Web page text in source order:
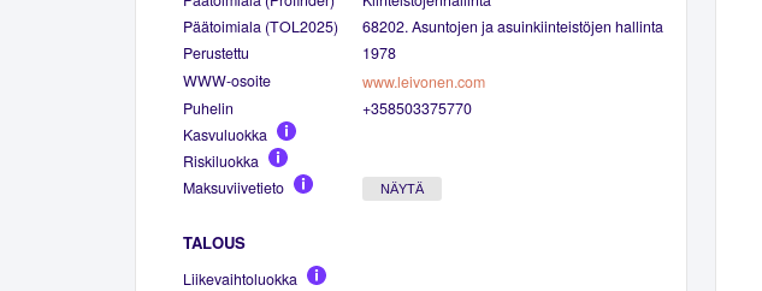
Päätoimiala (TOL2025)
68202. Asuntojen ja asuinkiinteistöjen hallinta
Perustettu
1978
WWW-osoite
www.leivonen.com
Puhelin
+358503375770
Kasvuluokka
Riskiluokka
Maksuviivetieto
NÄYTÄ
TALOUS
Liikevaihtoluokka